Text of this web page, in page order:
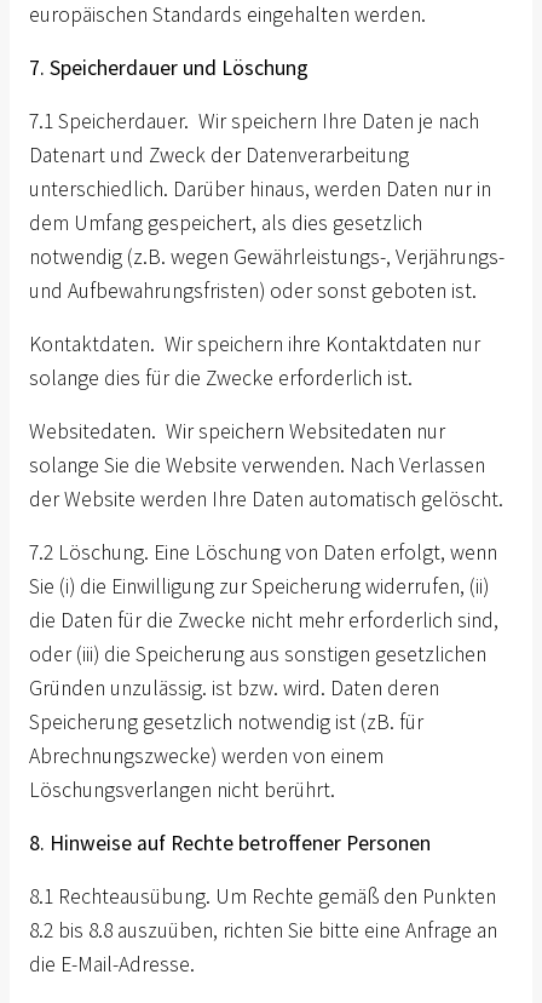
europäischen Standards eingehalten werden.
7. Speicherdauer und Löschung
7.1 Speicherdauer. Wir speichern Ihre Daten je nach
Datenart und Zweck der Datenverarbeitung
unterschiedlich. Darüber hinaus, werden Daten nur in
dem Umfang gespeichert, als dies gesetzlich
notwendig (z.B. wegen Gewährleistungs-, Verjährungs-
und Aufbewahrungsfristen) oder sonst geboten ist.
Kontaktdaten. Wir speichern ihre Kontaktdaten nur
solange dies für die Zwecke erforderlich ist.
Websitedaten. Wir speichern Websitedaten nur
solange Sie die Website verwenden. Nach Verlassen
der Website werden Ihre Daten automatisch gelöscht.
7.2 Löschung. Eine Löschung von Daten erfolgt, wenn
Sie (i) die Einwilligung zur Speicherung widerrufen, (ii)
die Daten für die Zwecke nicht mehr erforderlich sind,
oder (iii) die Speicherung aus sonstigen gesetzlichen
Gründen unzulässig. ist bzw. wird. Daten deren
Speicherung gesetzlich notwendig ist (zB. für
Abrechnungszwecke) werden von einem
Löschungsverlangen nicht berührt.
8. Hinweise auf Rechte betroffener Personen
8.1 Rechteausübung. Um Rechte gemäß den Punkten
8.2 bis 8.8 auszuüben, richten Sie bitte eine Anfrage an
die E-Mail-Adresse.